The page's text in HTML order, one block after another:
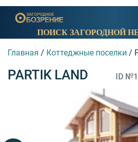
ПОИСК ЗАГОРОДНОЙ
Главная / Коттеджные поселки /
PARTIK LAND ID